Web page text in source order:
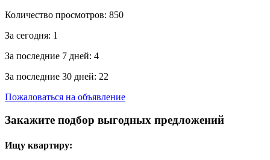
Количество просмотров: 850
За сегодня: 1
За последние 7 дней: 4
За последние 30 дней: 22
Пожаловаться на объявление
Закажите подбор выгодных предложений
Ищу квартиру: